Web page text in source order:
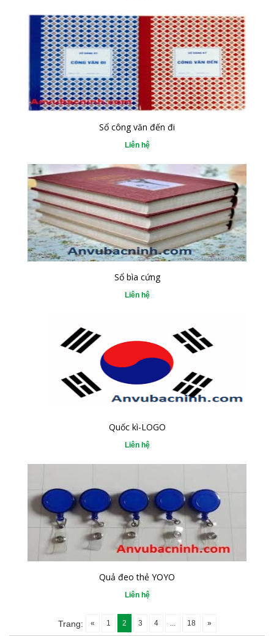
Sổ công văn đến đi
Liên hệ
Sổ bìa cứng
Liên hệ
Quốc kì-LOGO
Liên hệ
Quả đeo thẻ YOYO
Liên hệ
Trang: « 1 2 3 4 18 »